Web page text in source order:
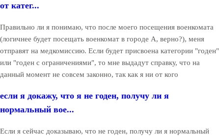
от катег...
Правильно ли я понимаю, что после моего посещения военкомата
(логичнее будет посещать военкомат в городе А, верно?), меня
отправят на медкомиссию. Если будет присвоена категории "годен"
или "годен с ограничениями", то мне выдадут справку, что на
данный момент не совсем законно, так как я ни от кого
если я докажу, что я не годен, получу ли я
нормальный вое...
Если я сейчас доказываю, что не годен, получу ли я нормальный